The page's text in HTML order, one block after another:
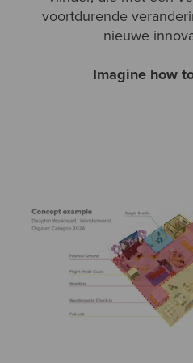
voortdurende
nieuwe
Imagine how